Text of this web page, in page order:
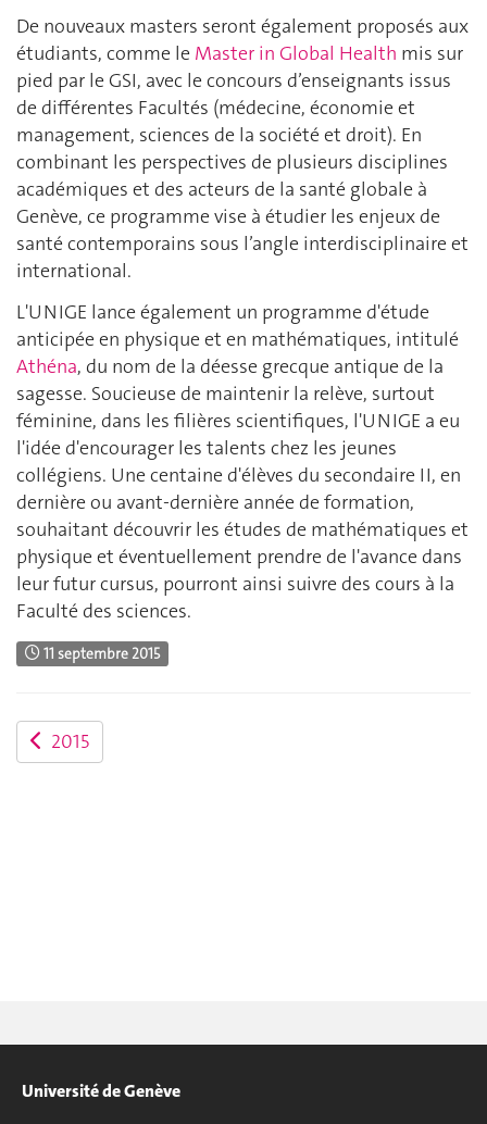
De nouveaux masters seront également proposés aux
étudiants, comme le Master in Global Health mis sur
pied par le GSI, avec le concours d’enseignants issus
de différentes Facultés (médecine, économie et
management, sciences de la société et droit). En
combinant les perspectives de plusieurs disciplines
académiques et des acteurs de la santé globale à
Genève, ce programme vise à étudier les enjeux de
santé contemporains sous l’angle interdisciplinaire et
international.
L'UNIGE lance également un programme d'étude
anticipée en physique et en mathématiques, intitulé
Athéna, du nom de la déesse grecque antique de la
sagesse. Soucieuse de maintenir la relève, surtout
féminine, dans les filières scientifiques, l'UNIGE a eu
l'idée d'encourager les talents chez les jeunes
collégiens. Une centaine d'élèves du secondaire II, en
dernière ou avant-dernière année de formation,
souhaitant découvrir les études de mathématiques et
physique et éventuellement prendre de l'avance dans
leur futur cursus, pourront ainsi suivre des cours à la
Faculté des sciences.
11 septembre 2015
2015
Université de Genève